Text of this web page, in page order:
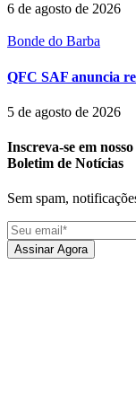
6 de agosto de 2026
Bonde do Barba
QFC SAF anuncia
5 de agosto de 2026
Inscreva-se em nosso
Boletim de Notícias
Sem spam,
Assinar Agora